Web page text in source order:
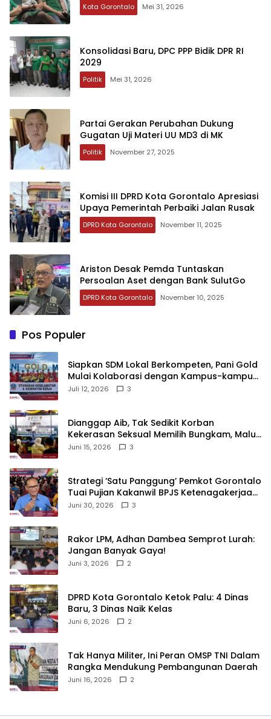
Kota Gorontalo Mei 31, 2026
Konsolidasi Baru, DPC PPP Bidik DPR RI
2029
Politik Mei 31, 2026
Partai Gerakan Perubahan Dukung
Gugatan Uji Materi UU MD3 di MK
Politik November 27, 2025
Komisi III DPRD Kota Gorontalo Apresiasi
Upaya Pemerintah Perbaiki Jalan Rusak
DPRD Kota Gorontalo November 11, 2025
Ariston Desak Pemda Tuntaskan
Persoalan Aset dengan Bank SulutGo
DPRD Kota Gorontalo November 10, 2025
Pos Populer
‎Siapkan SDM Lokal Berkompeten, Pani Gold
Mulai Kolaborasi dengan Kampus-kampus
di Gorontalo
Juli 12, 2026 3
‎Dianggap Aib, Tak Sedikit Korban
Kekerasan Seksual Memilih Bungkam, Malu
untuk Melapor!‎
Juni 15, 2026 3
Strategi ‘Satu Panggung’ Pemkot Gorontalo
Tuai Pujian Kakanwil BPJS Ketenagakerjaan
Sulama‎‎
Juni 30, 2026 3
‎Rakor LPM, Adhan Dambea Semprot Lurah:
Jangan Banyak Gaya!‎
Juni 3, 2026 2
‎DPRD Kota Gorontalo Ketok Palu: 4 Dinas
Baru, 3 Dinas Naik Kelas
Juni 6, 2026 2
‎Tak Hanya Militer, Ini Peran OMSP TNI Dalam
Rangka Mendukung Pembangunan Daerah
Juni 16, 2026 2